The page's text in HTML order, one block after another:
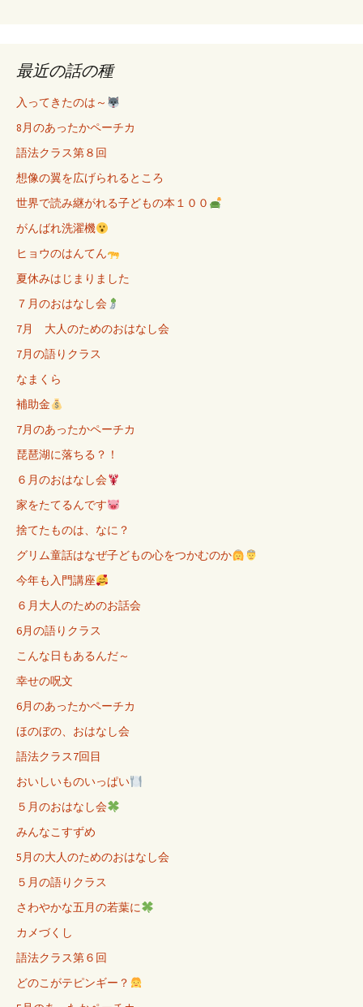
最近の話の種
入ってきたのは～
8月のあったかペーチカ
語法クラス第８回
想像の翼を広げられるところ
世界で読み継がれる子どもの本１００
がんばれ洗濯機
ヒョウのはんてん
夏休みはじまりました
７月のおはなし会
7月 大人のためのおはなし会
7月の語りクラス
なまくら
補助金
7月のあったかペーチカ
琵琶湖に落ちる？！
６月のおはなし会
家をたてるんです
捨てたものは、なに？
グリム童話はなぜ子どもの心をつかむのか
今年も入門講座
６月大人のためのお話会
6月の語りクラス
こんな日もあるんだ～
幸せの呪文
6月のあったかペーチカ
ほのぼの、おはなし会
語法クラス7回目
おいしいものいっぱい
５月のおはなし会
みんなこすずめ
5月の大人のためのおはなし会
５月の語りクラス
さわやかな五月の若葉に
カメづくし
語法クラス第６回
どのこがテピンギー？